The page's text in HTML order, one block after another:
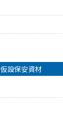
仮設保安資材